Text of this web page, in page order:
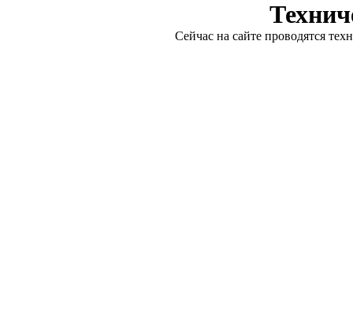
Сейчас на сайте проводятся